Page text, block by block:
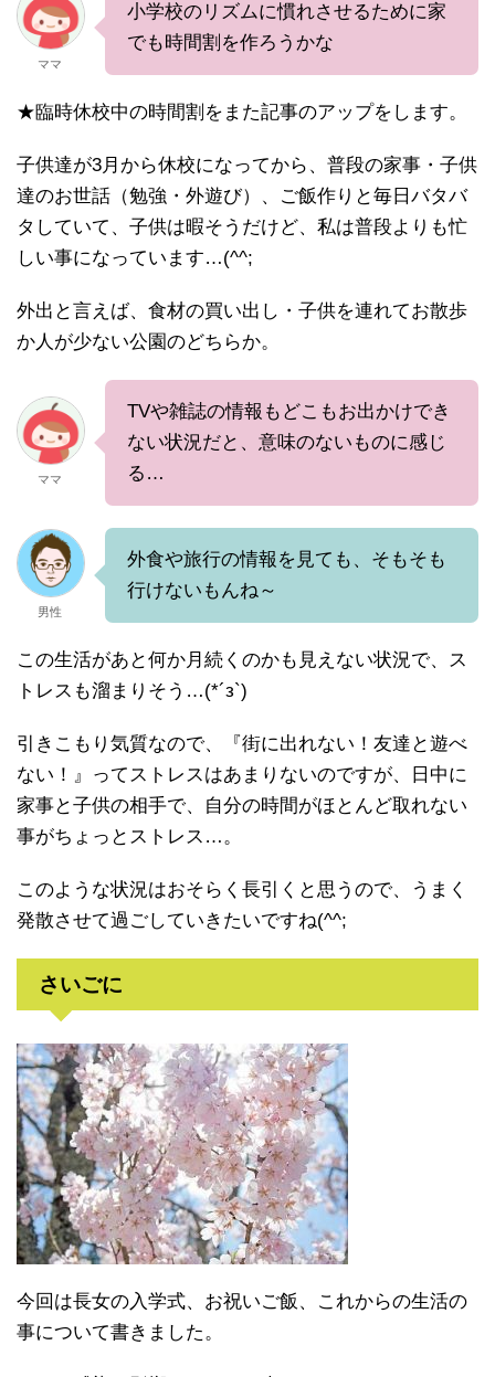
ママ
小学校のリズムに慣れさせるために家
でも時間割を作ろうかな
★臨時休校中の時間割をまた記事のアップをします。
子供達が3月から休校になってから、普段の家事・子供
達のお世話（勉強・外遊び）、ご飯作りと毎日バタバ
タしていて、子供は暇そうだけど、私は普段よりも忙
しい事になっています…(^^;
外出と言えば、食材の買い出し・子供を連れてお散歩
か人が少ない公園のどちらか。
ママ
TVや雑誌の情報もどこもお出かけでき
ない状況だと、意味のないものに感じ
る…
男性
外食や旅行の情報を見ても、そもそも
行けないもんね～
この生活があと何か月続くのかも見えない状況で、ス
トレスも溜まりそう…(*´з`)
引きこもり気質なので、『街に出れない！友達と遊べ
ない！』ってストレスはあまりないのですが、日中に
家事と子供の相手で、自分の時間がほとんど取れない
事がちょっとストレス…。
このような状況はおそらく長引くと思うので、うまく
発散させて過ごしていきたいですね(^^;
さいごに
今回は長女の入学式、お祝いご飯、これからの生活の
事について書きました。